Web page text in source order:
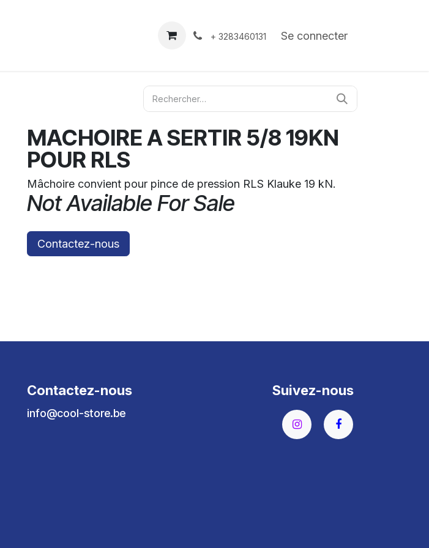
À propos Contact
+ 3283460131 Se connecter
MACHOIRE A SERTIR 5/8 19KN
POUR RLS
Mâchoire convient pour pince de pression RLS Klauke 19 kN.
Not Available For Sale
Contactez-nous
Contactez-nous
info@cool-store.be
Suivez-nous